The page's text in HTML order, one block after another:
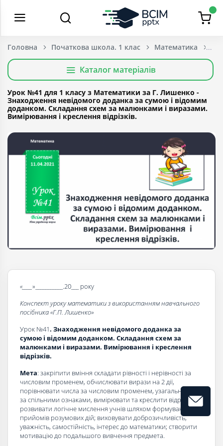
Головна Початкова школа. 1 клас Математика
Каталог матеріалів
Урок №41 для 1 класу з Математики за Г. Лишенко -
Знаходження невідомого доданка за сумою і відомим
доданком. Складання схем за малюнками і виразами.
Вимірювання і креслення відрізків.
«____ »___________.20___ року
Конспект уроку математики з використанням навчального
посібника «Г.П. Лишенко»
Урок №41. Знаходження невідомого доданка за
сумою і відомим доданком. Складання схем за
малюнками і виразами. Вимірювання і креслення
відрізків.
Мета: закріпити вміння складати рівності і нерівності за
числовим променем, обчислювати вирази на 2 дії,
порівнювати числа за числовим променем, узагальнювати
за спільними ознаками, вимірювати та креслити відрізки;
розвивати логічне мислення учнів шляхом формування
прийомів розумових дій; виховувати доброзичливість,
уважність, самостійність, інтерес до математики; створити
мотивацію до подальшого вивчення предмета.